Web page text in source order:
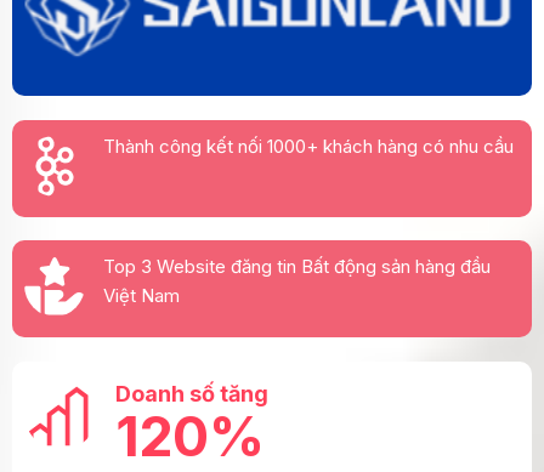
Thành công kết nối 1000+ khách hàng có nhu cầu
Top 3 Website đăng tin Bất động sản hàng đầu
Việt Nam
Doanh số tăng
120%